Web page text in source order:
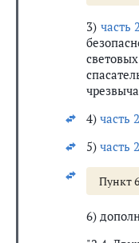
3) часть 2
4) часть
5) часть
Пункт 6
6)